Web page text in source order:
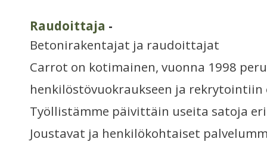
Raudoittaja -
Betonirakentajat ja raudoittajat
Carrot on kotimainen, vuonna 1998
henkilöstövuokraukseen ja
Työllistämme päivittäin useita satoja
Joustavat ja henkilökohtaiset